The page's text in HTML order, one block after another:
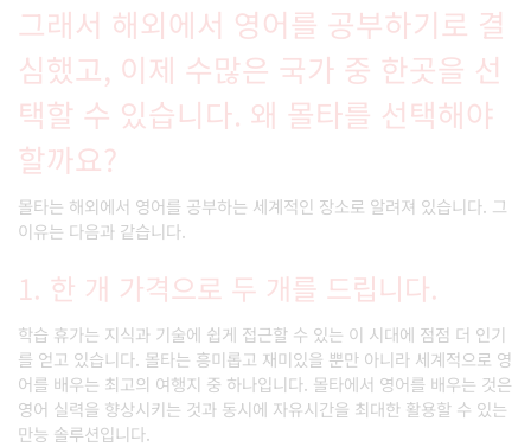
그래서 해외에서 영어를 공부하기로 결
심했고, 이제 수많은 국가 중 한곳을 선
택할 수 있습니다. 왜 몰타를 선택해야
할까요?
몰타는 해외에서 영어를 공부하는 세계적인 장소로 알려져 있습니다. 그
이유는 다음과 같습니다.
1. 한 개 가격으로 두 개를 드립니다.
학습 휴가는 지식과 기술에 쉽게 접근할 수 있는 이 시대에 점점 더 인기
를 얻고 있습니다. 몰타는 흥미롭고 재미있을 뿐만 아니라 세계적으로 영
어를 배우는 최고의 여행지 중 하나입니다. 몰타에서 영어를 배우는 것은
영어 실력을 향상시키는 것과 동시에 자유시간을 최대한 활용할 수 있는
만능 솔루션입니다.